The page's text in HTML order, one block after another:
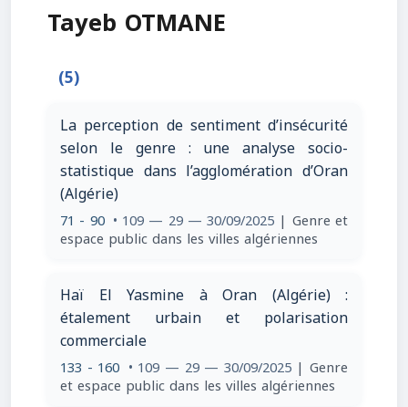
Tayeb OTMANE
(5)
La perception de sentiment d’insécurité
selon le genre : une analyse socio-
statistique dans l’agglomération d’Oran
(Algérie)
71 - 90 • 109 — 29 — 30/09/2025 | Genre et
espace public dans les villes algériennes
Haï El Yasmine à Oran (Algérie) :
étalement urbain et polarisation
commerciale
133 - 160 • 109 — 29 — 30/09/2025 | Genre
et espace public dans les villes algériennes